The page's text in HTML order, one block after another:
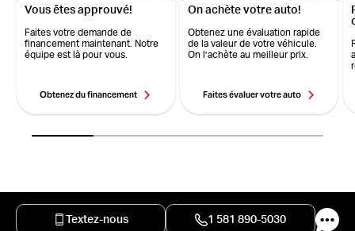
Vous êtes approuvé!
Faites votre demande de
financement maintenant. Notre
équipe est là pour vous.
Obtenez du financement
On achète votre auto!
Obtenez une évaluation rapide
de la valeur de votre véhicule.
On l’achète au meilleur prix.
Faites évaluer votre auto
Textez-nous 1 581 890-5030